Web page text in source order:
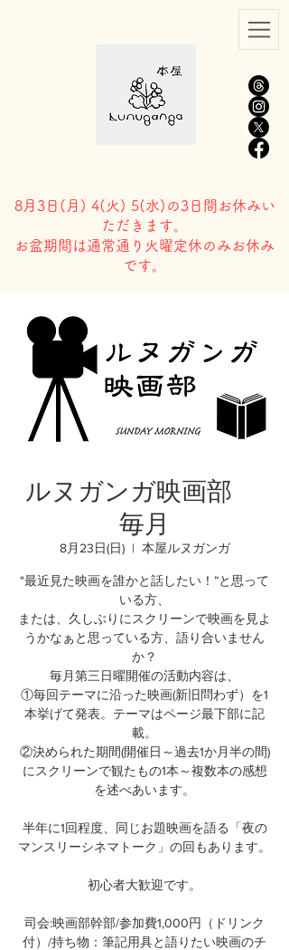
8月3日( 月) 4(火) 5(水)の3日間お休みい
ただきます。
​お盆期間は通常通り火曜定休のみお休み
です。
ルヌガンガ映画部
毎月
8月23日(日)
  |
本屋ルヌガンガ
"最近見た映画を誰かと話したい！”と思って
いる方、
または、久しぶりにスクリーンで映画を見よ
うかなぁと思っている方、語り合いません
か？
毎月第三日曜開催の活動内容は、
①毎回テーマに沿った映画(新旧問わず）を1
本挙げて発表。テーマはページ最下部に記
載。
②決められた期間(開催日～過去1か月半の間)
にスクリーンで観たもの1本～複数本の感想
を述べあいます。
半年に1回程度、同じお題映画を語る「夜の
マンスリーシネマトーク」の回もあります。
初心者大歓迎です。
司会:映画部幹部/参加費1,000円（ドリンク
付）/持ち物：筆記用具と語りたい映画のチ